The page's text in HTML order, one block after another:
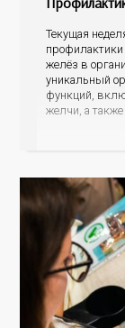
Текущая
желёз в
уникальный
функций,
желчи, а